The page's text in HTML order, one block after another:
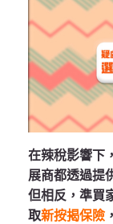
在辣稅影響下
展商都透過提
但相反，準買
取新按揭保險